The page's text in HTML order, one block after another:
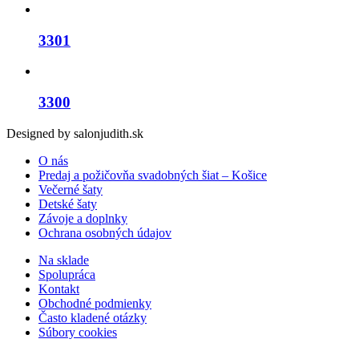
3301
3300
Designed by salonjudith.sk
O nás
Predaj a požičovňa svadobných šiat – Košice
Večerné šaty
Detské šaty
Závoje a doplnky
Ochrana osobných údajov
Na sklade
Spolupráca
Kontakt
Obchodné podmienky
Často kladené otázky
Súbory cookies